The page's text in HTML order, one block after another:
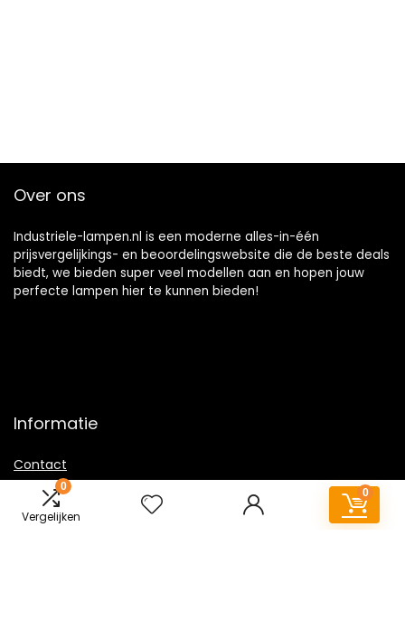
0
Vergelijken
0
Over ons
Industriele-lampen.nl is een moderne alles-in-één
prijsvergelijkings- en beoordelingswebsite die de beste deals
biedt, we bieden super veel modellen aan en hopen jouw
perfecte lampen hier te kunnen bieden!
Informatie
Contact
Klantenservice
Over ons